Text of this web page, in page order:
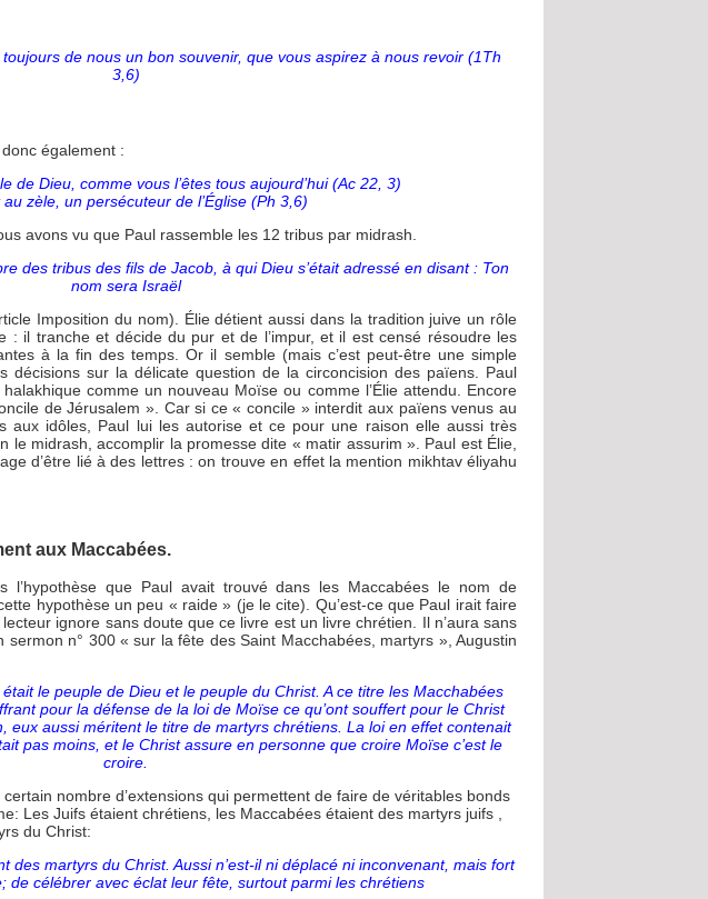
de nous un bon souvenir, que vous aspirez à nous revoir (1Th
3,6)
également :
de Dieu, comme vous l’êtes tous aujourd’hui (Ac 22, 3)
zèle, un persécuteur de l’Église (Ph 3,6)
avons vu que Paul rassemble les 12 tribus par midrash.
des tribus des fils de Jacob, à qui Dieu s’était adressé en disant : Ton
nom sera Israël
Imposition du nom). Élie détient aussi dans la tradition juive un rôle
: il tranche et décide du pur et de l’impur, et il est censé résoudre les
à la fin des temps. Or il semble (mais c’est peut-être une simple
décisions sur la délicate question de la circoncision des païens. Paul
comme un nouveau Moïse ou comme l’Élie attendu. Encore
de Jérusalem ». Car si ce « concile » interdit aux païens venus au
aux idôles, Paul lui les autorise et ce pour une raison elle aussi très
le midrash, accomplir la promesse dite « matir assurim ». Paul est Élie,
d’être lié à des lettres : on trouve en effet la mention mikhtav éliyahu
aux Maccabées.
l’hypothèse que Paul avait trouvé dans les Maccabées le nom de
hypothèse un peu « raide » (je le cite). Qu’est-ce que Paul irait faire
ignore sans doute que ce livre est un livre chrétien. Il n’aura sans
sermon n° 300 « sur la fête des Saint Macchabées, martyrs », Augustin
le peuple de Dieu et le peuple du Christ. A ce titre les Macchabées
pour la défense de la loi de Moïse ce qu’ont souffert pour le Christ
eux aussi méritent le titre de martyrs chrétiens. La loi en effet contenait
pas moins, et le Christ assure en personne que croire Moïse c’est le
croire.
nombre d’extensions qui permettent de faire de véritables bonds
Les Juifs étaient chrétiens, les Maccabées étaient des martyrs juifs ,
du Christ:
des martyrs du Christ. Aussi n’est-il ni déplacé ni inconvenant, mais fort
de célébrer avec éclat leur fête, surtout parmi les chrétiens